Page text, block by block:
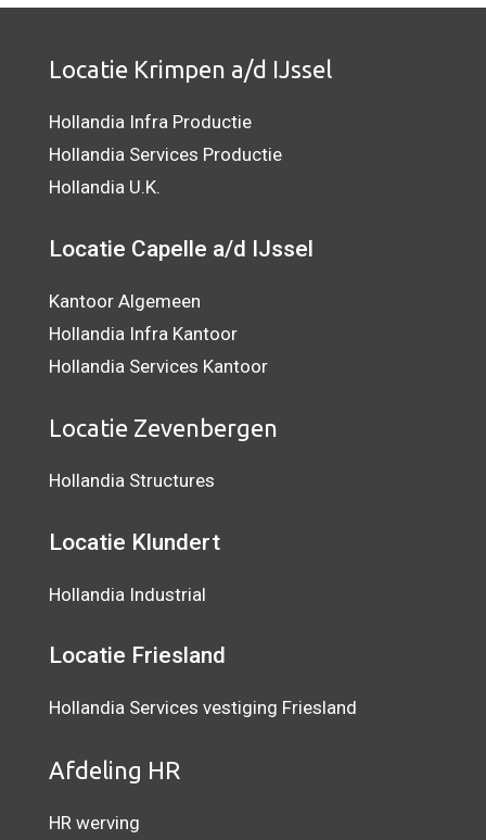
Locatie Krimpen a/d IJssel
Hollandia Infra Productie
Hollandia Services Productie
Hollandia U.K.
Locatie Capelle a/d IJssel
Kantoor Algemeen
Hollandia Infra Kantoor
Hollandia Services Kantoor
Locatie Zevenbergen
Hollandia Structures
Locatie Klundert
Hollandia Industrial
Locatie Friesland
Hollandia Services vestiging Friesland
Afdeling HR
HR werving